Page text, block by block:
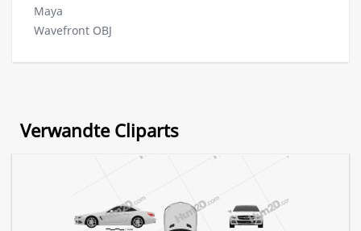
Maya
Wavefront OBJ
Verwandte Cliparts